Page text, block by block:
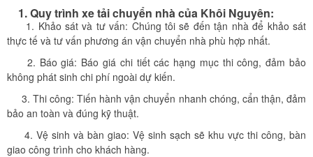
1. Quy trình xe tải chuyển nhà của Khôi Nguyên:
1. Khảo sát và tư vấn: Chúng tôi sẽ đến tận nhà để khảo sát
thực tế và tư vấn phương án vận chuyển nhà phù hợp nhất.
2. Báo giá: Báo giá chi tiết các hạng mục thi công, đảm bảo
không phát sinh chi phí ngoài dự kiến.
3. Thi công: Tiến hành vận chuyển nhanh chóng, cẩn thận, đảm
bảo an toàn và đúng kỹ thuật.
4. Vệ sinh và bàn giao: Vệ sinh sạch sẽ khu vực thi công, bàn
giao công trình cho khách hàng.